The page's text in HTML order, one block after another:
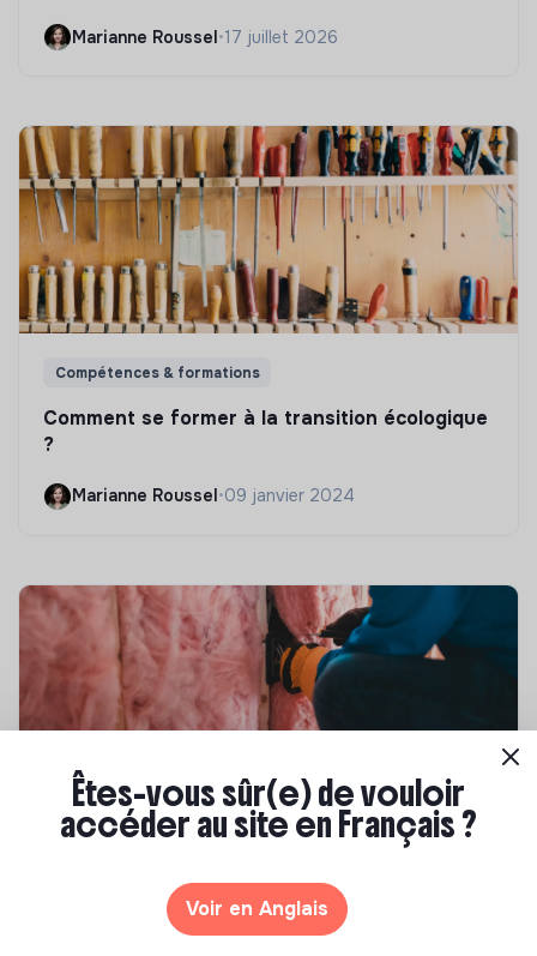
Marianne Roussel•17 juillet 2026
Compétences & formations
Comment se former à la transition écologique
?
Marianne Roussel •09 janvier 2024
Compétences & formations
Top 8 des formations en rénovation
énergétique des bâtiments
Êtes-vous sûr(e) de vouloir
accéder au site en Français ?
Voir en Anglais